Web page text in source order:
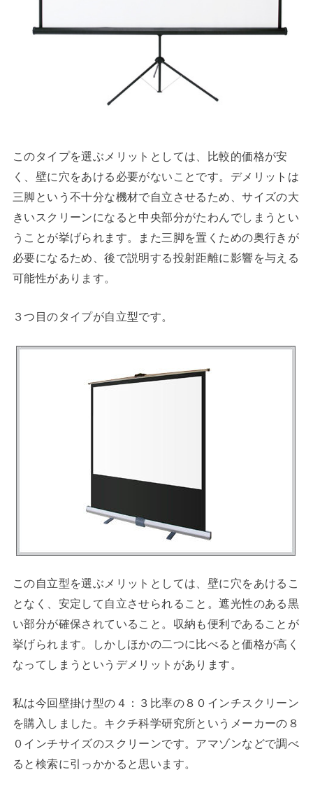
このタイプを選ぶメリットとしては、比較的価格が安
く、壁に穴をあける必要がないことです。デメリットは
三脚という不十分な機材で自立させるため、サイズの大
きいスクリーンになると中央部分がたわんでしまうとい
うことが挙げられます。また三脚を置くための奥行きが
必要になるため、後で説明する投射距離に影響を与える
可能性があります。
３つ目のタイプが自立型です。
この自立型を選ぶメリットとしては、壁に穴をあけるこ
となく、安定して自立させられること。遮光性のある黒
い部分が確保されていること。収納も便利であることが
挙げられます。しかしほかの二つに比べると価格が高く
なってしまうというデメリットがあります。
私は今回壁掛け型の４：３比率の８０インチスクリーン
を購入しました。キクチ科学研究所というメーカーの８
０インチサイズのスクリーンです。アマゾンなどで調べ
ると検索に引っかかると思います。